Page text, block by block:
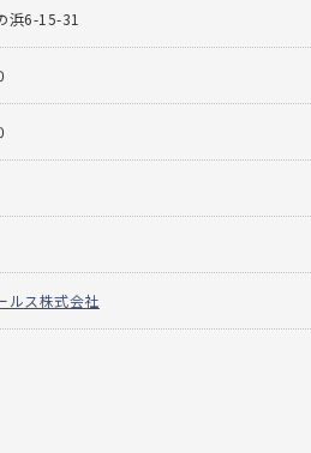
浜6-15-31
ルス株式会社